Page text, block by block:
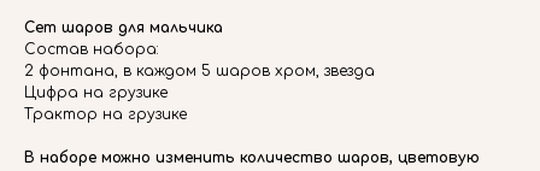
Сет шаров для мальчика
Состав набора:
2 фонтана, в каждом 5 шаров хром, звезда
Цифра на грузике
Трактор на грузике
В наборе можно изменить количество шаров, цветовую